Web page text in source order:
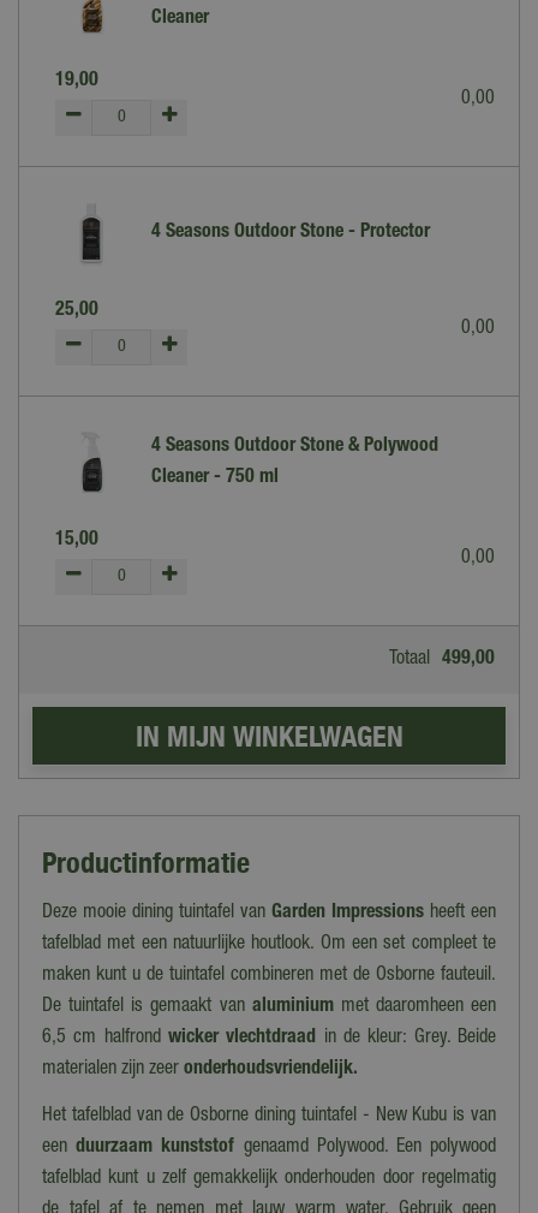
Cleaner
19,00
0,00
4 Seasons Outdoor Stone - Protector
25,00
0,00
4 Seasons Outdoor Stone & Polywood
Cleaner - 750 ml
15,00
0,00
Totaal 499,00
Productinformatie
Deze mooie dining tuintafel van Garden Impressions heeft een
tafelblad met een natuurlijke houtlook. Om een set compleet te
maken kunt u de tuintafel combineren met de Osborne fauteuil.
De tuintafel is gemaakt van aluminiummet daaromheen een
6,5 cm halfrond wicker vlechtdraad in de kleur: Grey. Beide
materialen zijn zeer onderhoudsvriendelijk.
Het tafelblad van de Osborne dining tuintafel - New Kubu is van
eenduurzaam kunststof genaamd Polywood. Een polywood
tafelblad kunt u zelf gemakkelijk onderhouden door regelmatig